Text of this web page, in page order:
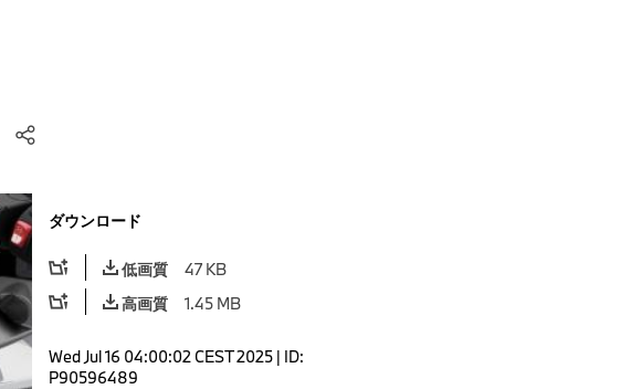
ダウンロード
低画質
47 KB
高画質
1.45 MB
Wed Jul 16 04:00:02 CEST 2025 | ID:
P90596489